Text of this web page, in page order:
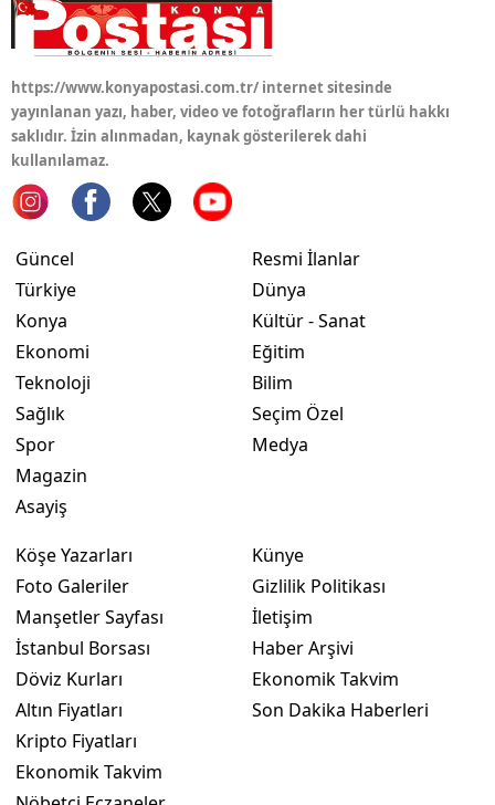
https://www.konyapostasi.com.tr/ internet sitesinde
yayınlanan yazı, haber, video ve fotoğrafların her türlü hakkı
saklıdır. İzin alınmadan, kaynak gösterilerek dahi
kullanılamaz.
Güncel
Türkiye
Konya
Ekonomi
Teknoloji
Sağlık
Spor
Magazin
Asayiş
Resmi İlanlar
Dünya
Kültür - Sanat
Eğitim
Bilim
Seçim Özel
Medya
Köşe Yazarları
Foto Galeriler
Manşetler Sayfası
İstanbul Borsası
Döviz Kurları
Altın Fiyatları
Kripto Fiyatları
Ekonomik Takvim
Künye
Gizlilik Politikası
İletişim
Haber Arşivi
Ekonomik Takvim
Son Dakika Haberleri